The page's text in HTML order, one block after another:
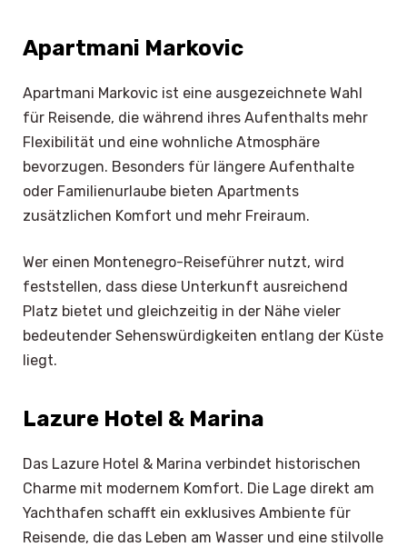
Apartmani Markovic
Apartmani Markovic ist eine ausgezeichnete Wahl
für Reisende, die während ihres Aufenthalts mehr
Flexibilität und eine wohnliche Atmosphäre
bevorzugen. Besonders für längere Aufenthalte
oder Familienurlaube bieten Apartments
zusätzlichen Komfort und mehr Freiraum.
Wer einen Montenegro-Reiseführer nutzt, wird
feststellen, dass diese Unterkunft ausreichend
Platz bietet und gleichzeitig in der Nähe vieler
bedeutender Sehenswürdigkeiten entlang der Küste
liegt.
Lazure Hotel & Marina
Das Lazure Hotel & Marina verbindet historischen
Charme mit modernem Komfort. Die Lage direkt am
Yachthafen schafft ein exklusives Ambiente für
Reisende, die das Leben am Wasser und eine stilvolle